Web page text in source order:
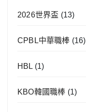
2026世界盃 (13)
CPBL中華職棒 (16)
HBL (1)
KBO韓國職棒 (1)